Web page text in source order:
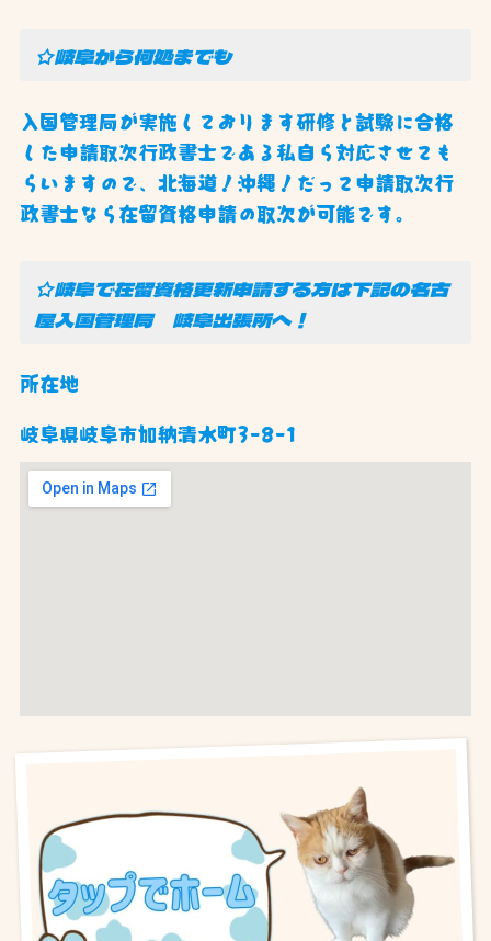
☆岐阜から何処までも
入国管理局が実施しております研修と試験に合格
した申請取次行政書士である私自ら対応させても
らいますので、北海道！沖縄！だって申請取次行
政書士なら在留資格申請の取次が可能です。
☆岐阜で在留資格更新申請する方は下記の名古
屋入国管理局 岐阜出張所へ！
所在地
岐阜県岐阜市加納清水町3-8-1